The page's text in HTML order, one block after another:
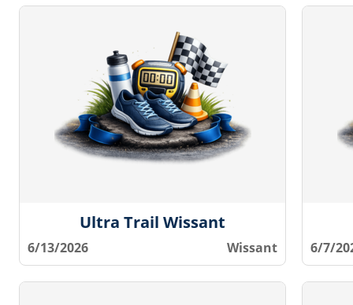
Ultra Trail Wissant
6/13/2026 Wissant 6/7/